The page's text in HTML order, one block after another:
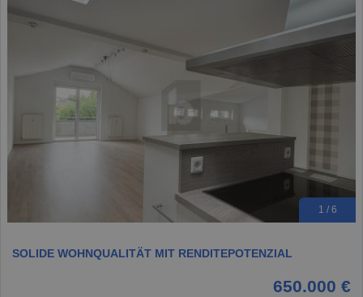
1 / 6
SOLIDE WOHNQUALITÄT MIT RENDITEPOTENZIAL
650.000 €